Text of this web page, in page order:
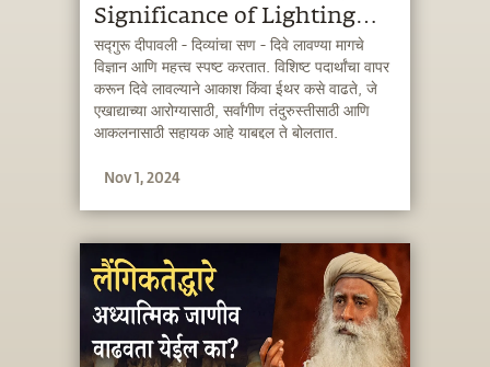
Significance of Lighting
Lamps on Diwali #ether
#light #diya
सद्गुरू दीपावली - दिव्यांचा सण - दिवे लावण्या मागचे
विज्ञान आणि महत्त्व स्पष्ट करतात. विशिष्ट पदार्थांचा वापर
करून दिवे लावल्याने आकाश किंवा ईथर कसे वाढते, जे
एखाद्याच्या आरोग्यासाठी, सर्वांगीण तंदुरुस्तीसाठी आणि
आकलनासाठी सहायक आहे याबद्दल ते बोलतात.
Nov 1, 2024